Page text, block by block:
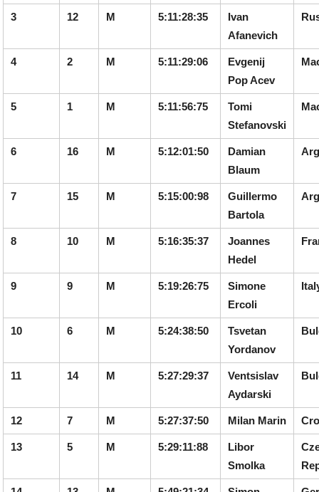
3 12 M 5:11:28:35
Ivan
Afanevich
4 2 M 5:11:29:06
Evgenij
Pop Acev
5 1 M 5:11:56:75
Tomi
Stefanovski
6 16 M 5:12:01:50
Damian
Blaum
7 15 M 5:15:00:98
Guillermo
Bartola
8 10 M 5:16:35:37
Joannes
Hedel
9 9 M 5:19:26:75
Simone
Ercoli
10 6 M 5:24:38:50
Tsvetan
Yordanov
11 14 M 5:27:29:37
Ventsislav
Aydarski
12 7 M 5:27:37:50 Milan Marin
13 5 M 5:29:11:88
Libor
Smolka